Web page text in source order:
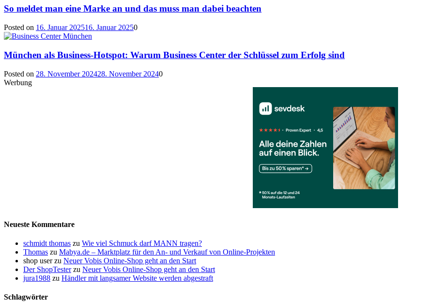
So meldet man eine Marke an und das muss man dabei beachten
Posted on 16. Januar 202516. Januar 20250
München als Business-Hotspot: Warum Business Center der Schlüssel zum Erfolg sind
Posted on 28. November 202428. November 20240
Werbung
Neueste Kommentare
schmidt thomas zu Wie viel Schmuck darf MANN tragen?
Thomas zu Mabya.de – Marktplatz für den An- und Verkauf von Online-Projekten
shop userzu Neuer Vobis Online-Shop geht an den Start
Der ShopTesterzu Neuer Vobis Online-Shop geht an den Start
jura1988 zu Händler mit langsamer Website werden abgestraft
Schlagwörter